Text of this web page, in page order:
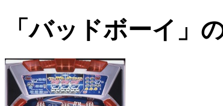
「バッドボーイ」